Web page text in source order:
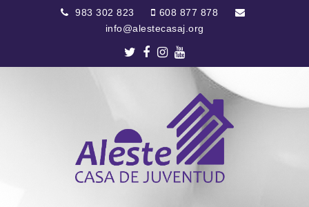
983 302 823
608 877 878
info@alestecasaj.org
Twitter
Facebook
Instagram
Youtube